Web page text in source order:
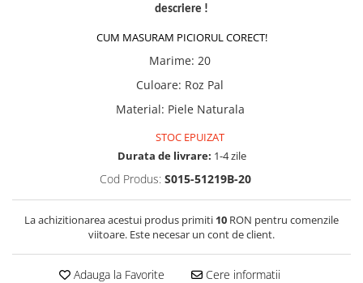
descriere !
CUM MASURAM PICIORUL CORECT!
Marime: 20
Culoare: Roz Pal
Material: Piele Naturala
STOC EPUIZAT
Durata de livrare: 1-4 zile
Cod Produs: S015-51219B-20
La achizitionarea acestui produs primiti 10 RON pentru comenzile
viitoare. Este necesar un cont de client.
Adauga la Favorite Cere informatii